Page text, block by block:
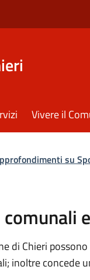
Vivere il
su
di Chieri
inoltre concede